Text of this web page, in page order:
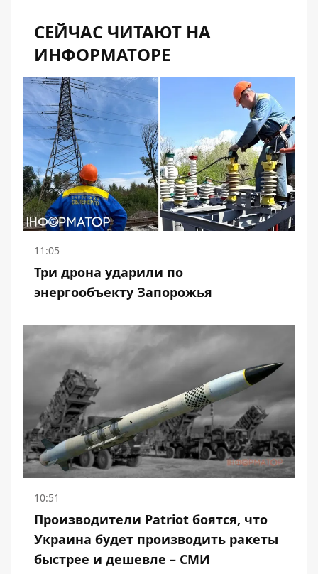
СЕЙЧАС ЧИТАЮТ НА
ИНФОРМАТОРЕ
11:05
Три дрона ударили по
энергообъекту Запорожья
10:51
Производители Patriot боятся, что
Украина будет производить ракеты
быстрее и дешевле – СМИ